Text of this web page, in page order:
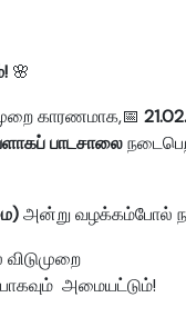
🌸
காரணமாக,📅
பாடசாலை
அன்று வழக்கம்போல்
அமையட்டும்!